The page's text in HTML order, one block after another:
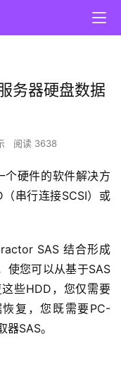
务器硬盘数据
阅读 3638
硬件的软件解决方
串行连接SCSI）或
SAS 结合形成
使您可以从基于SAS
些HDD，您仅需要
复，您既需要PC-
SAS。